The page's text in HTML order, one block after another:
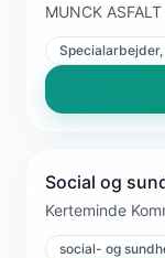
MUNCK
Social og
Kerteminde
social- og